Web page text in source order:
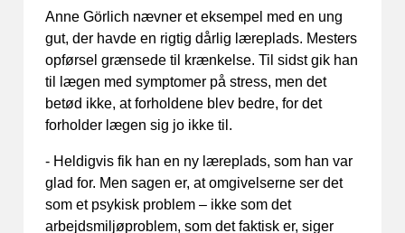
Anne Görlich nævner et eksempel med en ung
gut, der havde en rigtig dårlig læreplads. Mesters
opførsel grænsede til krænkelse. Til sidst gik han
til lægen med symptomer på stress, men det
betød ikke, at forholdene blev bedre, for det
forholder lægen sig jo ikke til.
- Heldigvis fik han en ny læreplads, som han var
glad for. Men sagen er, at omgivelserne ser det
som et psykisk problem – ikke som det
arbejdsmiljøproblem, som det faktisk er, siger